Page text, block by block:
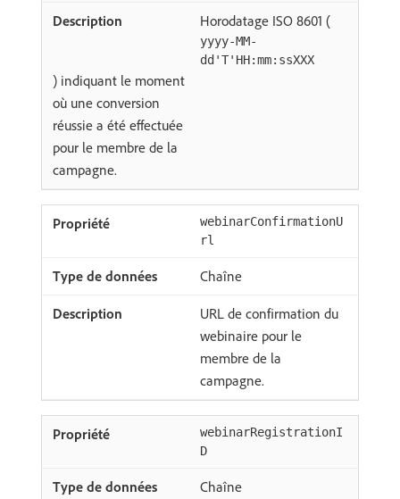
Horodatage ISO 8601 (
yyyy-MM-
dd'T'HH:mm:ssXXX
) indiquant le moment
où une conversion
réussie a été effectuée
pour le membre de la
campagne.
webinarConfirmationU
rl
Chaîne
URL de confirmation du
webinaire pour le
membre de la
campagne.
webinarRegistrationI
D
Chaîne